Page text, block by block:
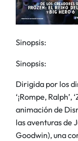
Sinopsis:
Sinopsis:
Dirigida por los
‘¡Rompe,
animación de
las aventuras de
Goodwin), una